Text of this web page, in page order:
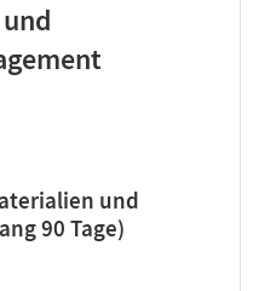
und
90 Tage)